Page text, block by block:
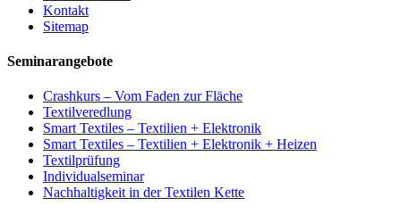
Kontakt
Sitemap
Seminarangebote
Crashkurs – Vom Faden zur Fläche
Textilveredlung
Smart Textiles – Textilien + Elektronik
Smart Textiles – Textilien + Elektronik + Heizen
Textilprüfung
Individualseminar
Nachhaltigkeit in der Textilen Kette